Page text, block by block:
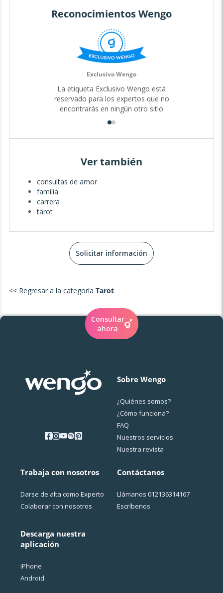
perspectivas profundas sobre tus desafíos, relaciones y
las oportunidades que se presentan en tu camino. Juntos,
podemos desvelar las claves de tu destino y crear un
futuro lleno de luz y propósito. El viaje de la vida no tiene
por qué ser confuso: permíteme ser tu compañero en
esta sagrada travesía. 💚
Reconocimientos Wengo
Exclusivo Wengo
La etiqueta Exclusivo Wengo está
reservado para los expertos que no
encontrarás en ningún otro sitio
Ver también
consultas de amor
familia
carrera
tarot
Solicitar información
<< Regresar a la categoría Tarot
Consultar
ahora
Sobre Wengo
¿Quiénes somos?
¿Cо́mo funciona?
FAQ
Nuestros servicios
Nuestra revista
Trabaja con nosotros
Darse de alta como Experto
Colaborar con nosotros
Descarga nuestra
aplicación
iPhone
Android
Contáctanos
Llámanos 012136314167
Escríbenos